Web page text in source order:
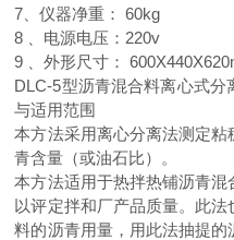
7 、仪器净重： 60kg
8
、电源电压： 220v
9
、外形尺寸：
DLC-5型沥青混合料离心式分
与适用范围
本方法采用离心分离法测定
青含量（或油石比）。
本方法适用于热拌热铺沥青混
以评定拌和厂产品质量。此
料的沥青用量，用此法抽提